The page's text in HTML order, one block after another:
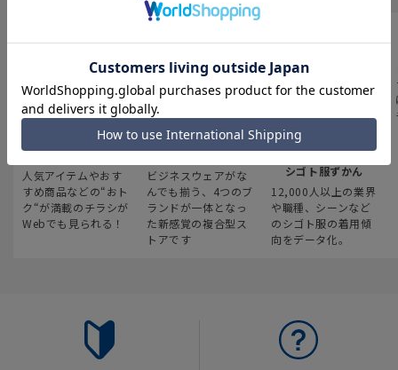
最新のお買い得情報
人気アイテムやおす
すめ商品などの“おト
ク“が満載のチラシが
Webでも見られる！
スーツスクエア
ビジネスウェアがな
んでも揃う、4つのブ
ランドが一体となっ
た新感覚の複合型ス
トアです
みんなの
シゴト服ずかん
12,000人以上の業界
や職種、シーンなど
のシゴト服の着用傾
向をデータ化。